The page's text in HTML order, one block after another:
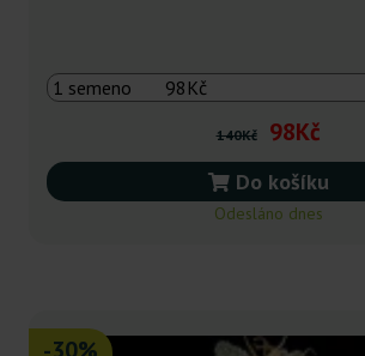
140Kč 98Kč
Do košíku
Odesláno dnes